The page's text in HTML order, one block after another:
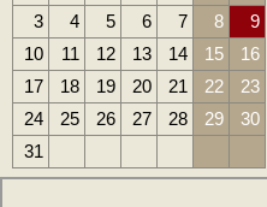
3
4 5 6 7 8
9
10
11 12 13 14 15
16
17
18 19 20 21 22
23
24
25 26 27 28 29
30
31